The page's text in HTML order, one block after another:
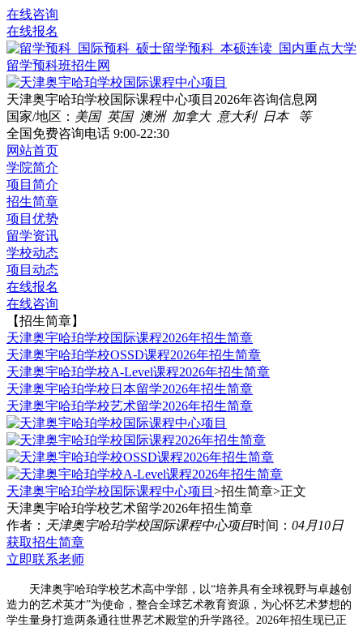
在线咨询
在线报名
天津奥宇哈珀学校国际课程中心项目2026年咨询信息网
国家/地区： 美国 英国 澳洲 加拿大 意大利 日本 等
全国免费咨询电话 9:00-22:30
网站首页
学院简介
项目简介
招生简章
项目优势
留学资讯
学校动态
项目动态
在线报名
在线咨询
【招生简章】
天津奥宇哈珀学校国际课程2026年招生简章
天津奥宇哈珀学校OSSD课程2026年招生简章
天津奥宇哈珀学校A-Level课程2026年招生简章
天津奥宇哈珀学校日本留学2026年招生简章
天津奥宇哈珀学校艺术留学2026年招生简章
天津奥宇哈珀学校国际课程中心项目 >招生简章>正文
天津奥宇哈珀学校艺术留学2026年招生简章
作者： 天津奥宇哈珀学校国际课程中心项目时间： 04月10日
获取招生简章
立即联系老师
天津奥宇哈珀学校艺术高中学部，以“培养具有全球视野与卓越创
造力的艺术英才”为使命，整合全球艺术教育资源，为心怀艺术梦想的
学生量身打造两条通往世界艺术殿堂的升学路径。2026年招生现已正